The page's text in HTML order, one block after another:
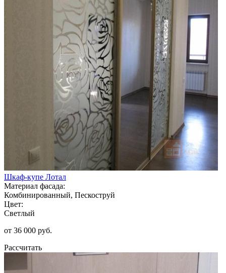
Шкаф-купе Лотал
Материал фасада:
Комбинированный, Пескоструй
Цвет:
Светлый
от 36 000 руб.
Рассчитать